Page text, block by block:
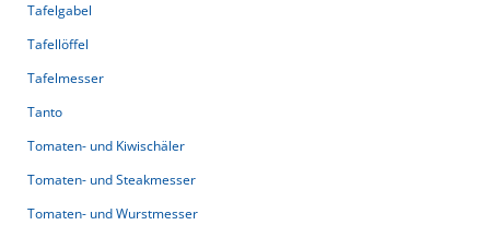
Tafelgabel
Tafellöffel
Tafelmesser
Tanto
Tomaten- und Kiwischäler
Tomaten- und Steakmesser
Tomaten- und Wurstmesser